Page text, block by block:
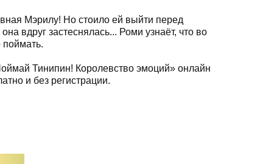
Мэрилу! Но стоило ей выйти перед
вдруг застеснялась... Роми узнаёт, что во
Тинипин! Королевство эмоций» онлайн
и без регистрации.